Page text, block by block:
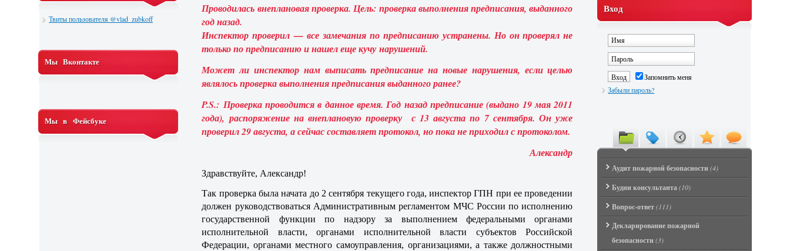
Проводилась внеплановая проверка. Цель: проверка выполнения предписания, выданного
год назад.
Инспектор проверил — все замечания по предписанию устранены. Но он проверял не
только по предписанию и нашел еще кучу нарушений.
Может ли инспектор нам выписать предписание на новые нарушения, если целью
являлось проверка выполнения предписания выданного ранее?
P.S.: Проверка проводится в данное время. Год назад предписание (выдано 19 мая 2011
года), распоряжение на внеплановую проверку с 13 августа по 7 сентября. Он уже
проверил 29 августа, а сейчас составляет протокол, но пока не приходил с протоколом.
Александр
Здравствуйте, Александр!
Так проверка была начата до 2 сентября текущего года, инспектор ГПН при ее проведении
должен руководствоваться Административным регламентом МЧС России по исполнению
государственной функции по надзору за выполнением федеральными органами
исполнительной власти, органами исполнительной власти субъектов Российской
Федерации, органами местного самоуправления, организациями, а также должностными
Вход
Запомнить меня
Забыли пароль?
Аудит пожарной безопасности(4)
Будни консультанта(10)
Вопрос-ответ(111)
Декларирование пожарной
безопасности(3)
Твиты пользователя @vlad_zubkoff
Мы Вконтакте
Мы в Фейсбуке